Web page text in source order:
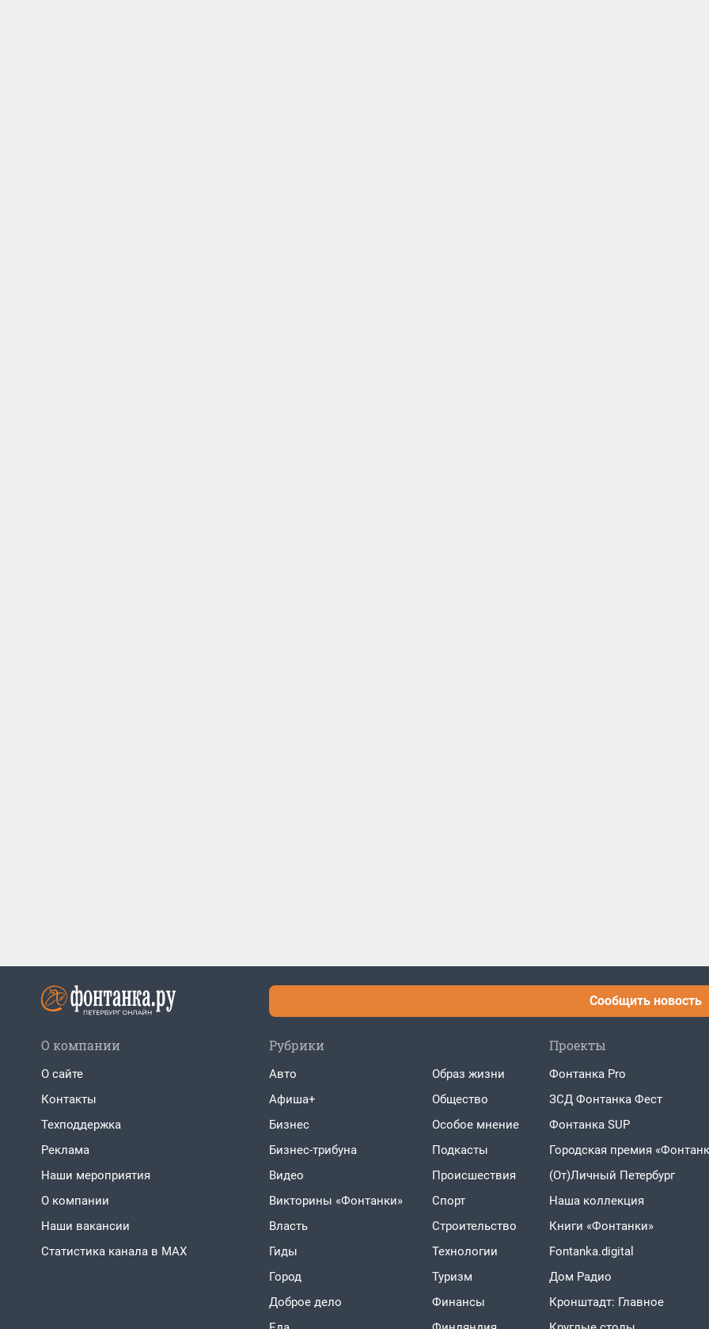
Сообщить новость
О компании
О сайте
Контакты
Техподдержка
Реклама
Наши мероприятия
О компании
Наши вакансии
Статистика канала в MAX
Рубрики
Авто
Афиша+
Бизнес
Бизнес-трибуна
Видео
Викторины «Фонтанки»
Власть
Гиды
Город
Доброе дело
Образ жизни
Общество
Особое мнение
Подкасты
Проиcшествия
Спорт
Строительство
Технологии
Туризм
Финансы
Проекты
Фонтанка Pro
ЗСД Фонтанка Фест
Фонтанка SUP
Городская премия
(От)Личный Петербург
Наша коллекция
Книги «Фонтанки»
Fontanka.digital
Дом Радио
Кронштадт: Главное